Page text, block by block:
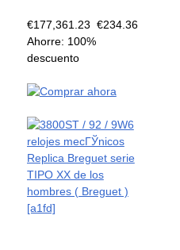
€177,361.23 €234.36
Ahorre: 100%
descuento